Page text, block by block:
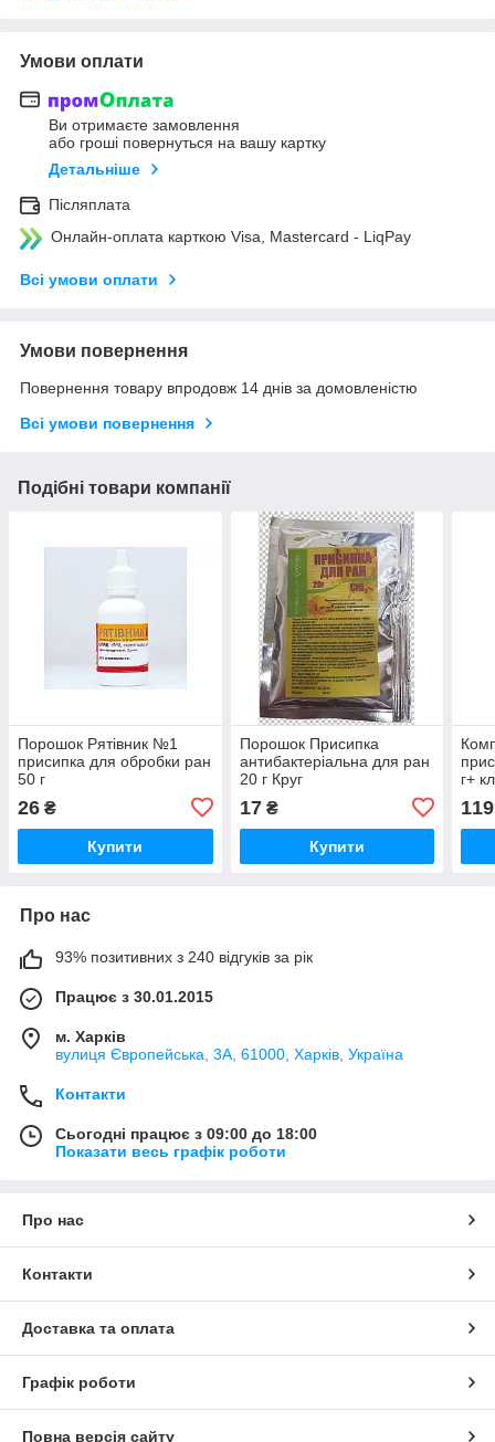
Умови оплати
Ви отримаєте замовлення
або гроші повернуться на вашу картку
Детальніше
Післяплата
Онлайн-оплата карткою Visa, Mastercard - LiqPay
Всі умови оплати
Умови повернення
Повернення товару впродовж 14 днів за домовленістю
Всі умови повернення
Подібні товари компанії
Порошок Рятівник №1
присипка для обробки ран
50 г
26 ₴
Купити
Порошок Присипка
антибактеріальна для ран
20 г Круг
17₴
Купити
г+
119
Про нас
93% позитивних з 240 відгуків за рік
Працює з 30.01.2015
м. Харків
вулиця Європейська, 3А, 61000, Харків, Україна
Контакти
Сьогодні працює з 09:00 до 18:00
Показати весь графік роботи
Про нас
Контакти
Доставка та оплата
Графік роботи
Повна версія сайту